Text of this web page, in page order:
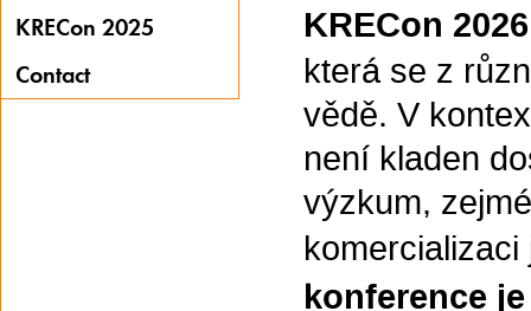
KRECon 2025
Contact
KRECon
která se z
vědě. V
není kladen
výzkum,
konference